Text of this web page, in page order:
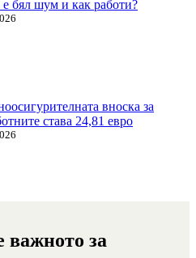
бял шум и как работи?
вноска за
става 24,81 евро
важното за